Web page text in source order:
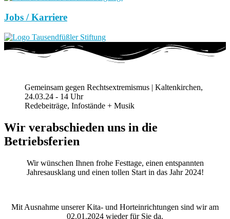
Jobs / Karriere
Gemeinsam gegen Rechtsextremismus | Kaltenkirchen,
24.03.24 - 14 Uhr
Redebeiträge, Infostände + Musik
Wir verabschieden uns in die
Betriebsferien
Wir wünschen Ihnen frohe Festtage, einen entspannten
Jahresausklang und einen tollen Start in das Jahr 2024!
Mit Ausnahme unserer Kita- und Horteinrichtungen sind wir am
02.01.2024 wieder für Sie da.